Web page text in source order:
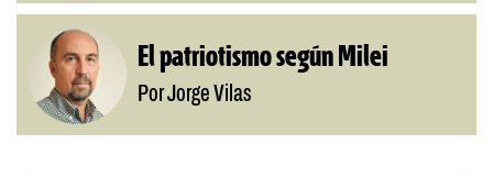
El patriotismo según Milei
Por Jorge Vilas